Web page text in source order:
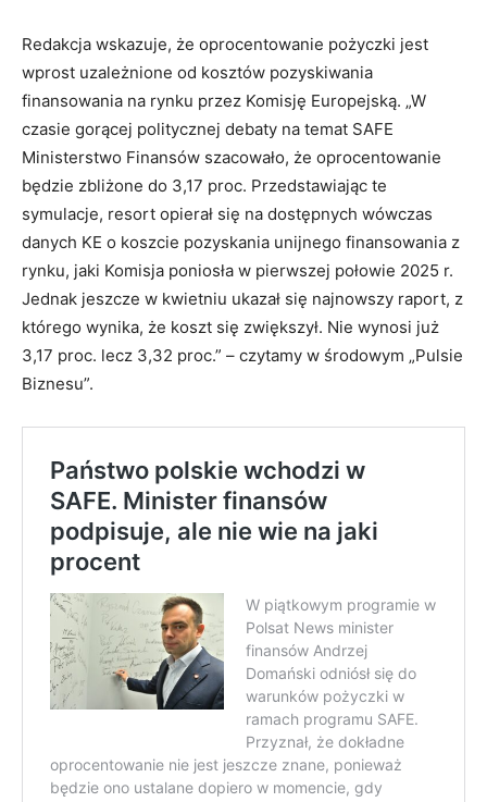
Redakcja wskazuje, że oprocentowanie pożyczki jest
wprost uzależnione od kosztów pozyskiwania
finansowania na rynku przez Komisję Europejską. „W
czasie gorącej politycznej debaty na temat SAFE
Ministerstwo Finansów szacowało, że oprocentowanie
będzie zbliżone do 3,17 proc. Przedstawiając te
symulacje, resort opierał się na dostępnych wówczas
danych KE o koszcie pozyskania unijnego finansowania z
rynku, jaki Komisja poniosła w pierwszej połowie 2025 r.
Jednak jeszcze w kwietniu ukazał się najnowszy raport, z
którego wynika, że koszt się zwiększył. Nie wynosi już
3,17 proc. lecz 3,32 proc.” – czytamy w środowym „Pulsie
Biznesu”.